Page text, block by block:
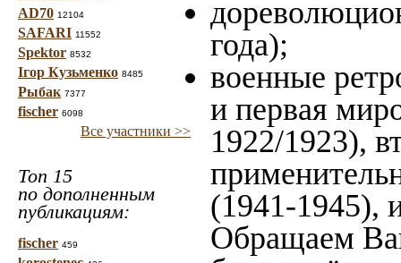
AD70 12104
SAFARI 11552
Spektor 8532
Ігор Кузьменко 8485
Рыбак 7377
fischer 6098
Все участники >>
Топ 15
по дополненным
публикациям:
fischer 459
года);
военные
и первая
1922/1923),
(1941-1945),
Обращаем